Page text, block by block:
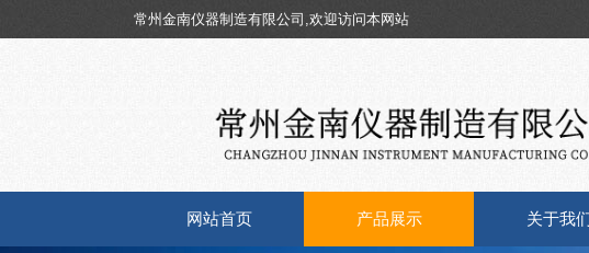
常州金南仪器制造有限公司,欢迎访问本网站
网站首页 产品展示 关于我